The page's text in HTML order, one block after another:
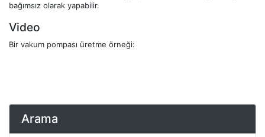
bağımsız olarak yapabilir.
Video
Bir vakum pompası üretme örneği:
Arama